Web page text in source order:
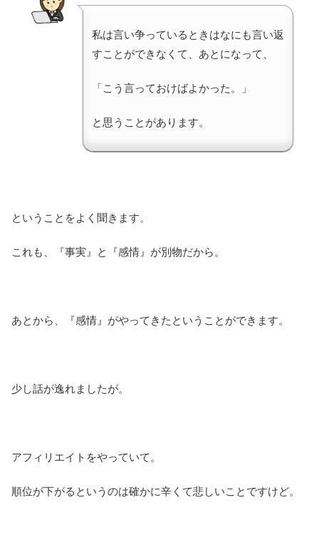
私は言い争っているときはなにも言い返
すことができなくて、あとになって、
「こう言っておけばよかった。」
と思うことがあります。
ということをよく聞きます。
これも、『事実』と『感情』が別物だから。
あとから、『感情』がやってきたということができます。
少し話が逸れましたが。
アフィリエイトをやっていて。
順位が下がるというのは確かに辛くて悲しいことですけど。